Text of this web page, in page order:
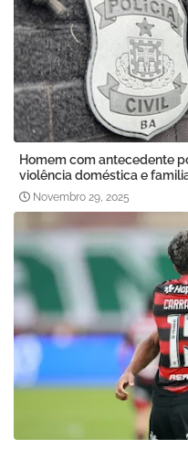
Homem com antecedente
violência doméstica e
Novembro 29, 2025